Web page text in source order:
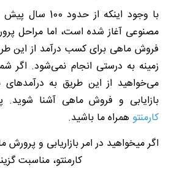
با وجود
مصنوعی آغاز شده است، اما مراحل
فروش ماهی برای کسب درآمد از این
زمینه به درستی انجام نمی‌شود. اگر
می‌خواهید از این طریق به درآمدهای
بازایابی و فروش ماهی آشنا شوید.
کارمنتو همراه ما باشید.
اگر میخواهید در امر بازاریابی و
کارمنتو، مناسبت